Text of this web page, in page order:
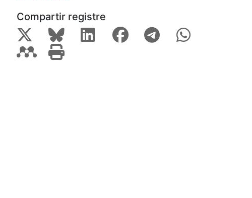
Compartir registre